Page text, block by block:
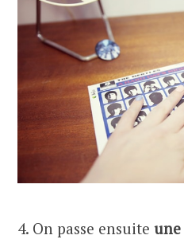
4. On passe ensuite une